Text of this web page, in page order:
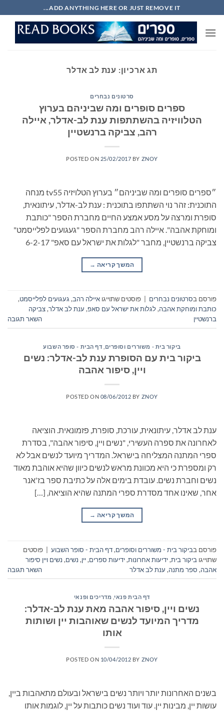
to
content
ADD ANYTHING HERE OR JUST REMOVE IT...
תג ארכיון: ענת לב אדלר
סרטונים נבחרים
ספרים סופרים ומה שביניהם בערוץ
הטלוויזיה בהשתתפות ענת לב-אדלר, איילה
רהב, צביקה ברנשטיין
POSTED ON 25/02/2017 BY ZNOY
״ספרים סופרים ומה שביניהם״ בערוץ הטלויזיה tv55 מנחה
התוכנית: זהר נוי השתתפו בתוכנית : ענת לב-אדלר, עיתונאית,
סופרת ומרצה על מסע אמצע החיים מחברת הספר "כותבת
ומוחקת אהבה". איילה רהב מחברת הספר "געגועים לפלייסמט"
צביקה ברנשטיין, מחבר "לגלות את ישראל עם סאפ" 6-2-17
המשך קריאה →
פורסם בסרטונים נבחרים פוסטים שתוייגו איילה רהב, געגועים לפלייסמט,
כותבת ומוחקת אהבה,לגלות את ישראל עם סאפ, ענת לב אדלר,צביקה
ברנשטיין
השאר תגובה
ביקור בית - משוררים וסופרים דף הבית - סופר השבוע
ביקור בית עם הסופרת ענת לב-אדלר: נשים
ויין, סיפור אהבה
POSTED ON 08/06/2012 BY ZNOY
ענת לב אדלר, עיתונאית, עורכת, סופרת, פזמונאית. הוציאה
לאחרונה את ספרה העשירי, "נשים ויין, סיפור אהבה", בסדרת
ספרי המתנה המצליחה בישראל. המדריך מיועד לנשים אבל לא
רק ומספרת כי היא מכוונת מראש לנשים כיוון שהיא אוהבת מאוד
נשים וחברת נשים. עובדת בימים אלה על כתיבת ספר בז'אנר
אחר, שאינו אחד מסדרת ספרי המתנה שהיא הוציאה, […]
המשך קריאה →
פורסם בביקור בית - משוררים וסופרים,דף הבית - סופר השבוע
פוסטים
שתוייגו ביקור בית,ידיעות אחרונות,ידיעות ספרים,יין, נשים, נשים ויין סיפור
אהבה, ספר מתנה, ענת לב אדלר השאר תגובה
דף הבית פנאי מדריכים ופנאי
נשים ויין, סיפור אהבה מאת ענת לב-אדלר:
מדריך המיועד לנשים שאוהבות יין ושותות
אותו
POSTED ON 10/04/2012 BY ZNOY
בשנים האחרונות יותר ויותר נשים בישראל ובעולם מתאהבות ביין,
עושות יין, מבינות יין. עוד ועוד נשים כותבות על יין, לוגמות אותו